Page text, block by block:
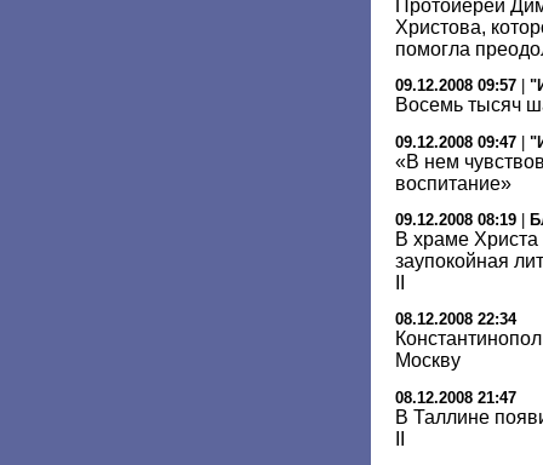
Протоиерей
Христова,
помогла
09.12.2008 09:57
Восемь тысяч
09.12.2008 09:47
«В нем
воспитание»
09.12.2008 08:19
В храме Христа
заупокойная
08.12.2008 22:34
Москву
08.12.2008 21:47
В Таллине